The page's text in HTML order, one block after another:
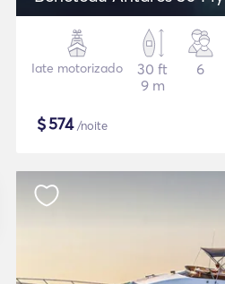
Iate motorizado
30 ft
9 m
6
$574/noite